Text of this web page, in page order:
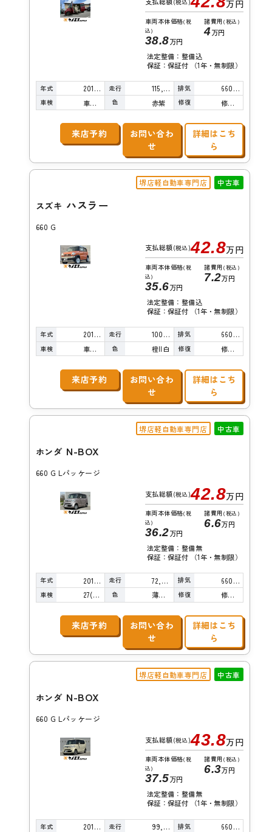
(税込) 万円
車両本体価格(税
込)
38.8万円
諸費用 (税込)
4万円
法定整備：整備込
保証：保証付 （1年・無制限）
年式 2016年 走行 115,000km 排気 660cc
車検 車検整備付 色 赤紫 修復 修復歴無し
来店予約
お問い合わ
せ
詳細はこち
ら
堺店軽自動車専門店 中古車
スズキ ハスラー
660 G
支払総額(税込)42.8万円
車両本体価格(税
込)
35.6万円
諸費用 (税込)
7.2万円
法定整備：整備込
保証：保証付 （1年・無制限）
年式 2014年 走行 100,000km 排気 660cc
車検 車検整備付 色 橙II白 修復 修復歴無し
来店予約
お問い合わ
せ
詳細はこち
ら
堺店軽自動車専門店 中古車
ホンダ N-BOX
660 G Lパッケージ
支払総額(税込)42.8万円
車両本体価格(税
込)
36.2万円
諸費用 (税込)
6.6万円
法定整備：整備無
保証：保証付 （1年・無制限）
年式 2012年 走行 72,000km 排気 660cc
車検 27(R9)/12 色 薄桃Ｍ 修復 修復歴無し
来店予約
お問い合わ
せ
詳細はこち
ら
堺店軽自動車専門店 中古車
ホンダ N-BOX
660 G Lパッケージ
支払総額(税込)43.8万円
車両本体価格(税
込)
37.5万円
諸費用 (税込)
6.3万円
法定整備：整備無
保証：保証付 （1年・無制限）
年式 2014年 走行 99,000km 排気 660cc